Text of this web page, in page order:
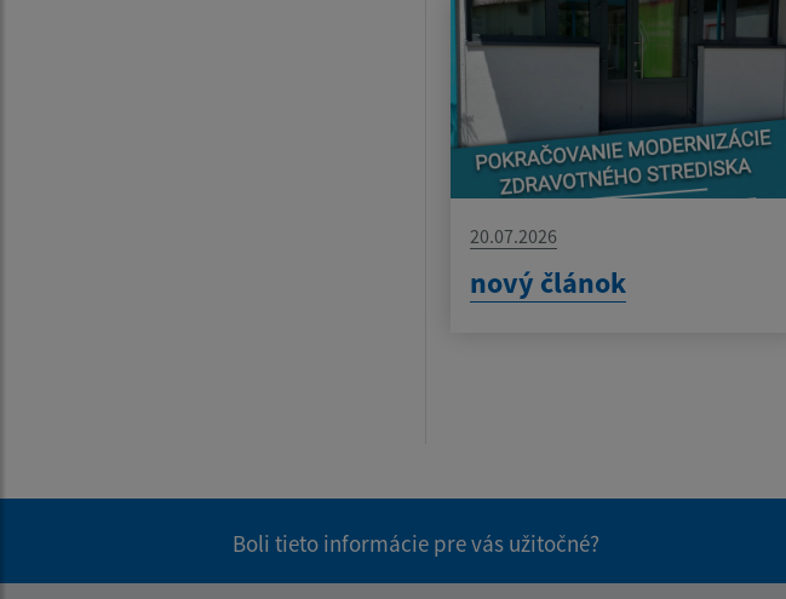
20.07.2026
nový článok
Boli tieto informácie pre vás užitočné?